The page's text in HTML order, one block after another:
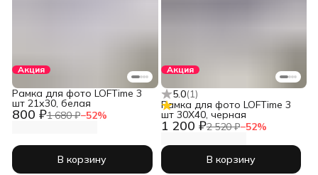
Акция
800 ₽1 680 ₽−52%
Рамка для фото LOFTime 3
шт 21х30, белая
В корзину
Акция
5.0(1)
1 200 ₽2 520 ₽−52%
Рамка для фото LOFTime 3
шт 30Х40, черная
В корзину